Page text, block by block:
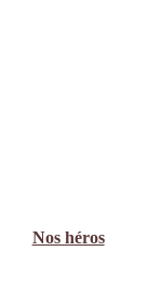
Nos héros